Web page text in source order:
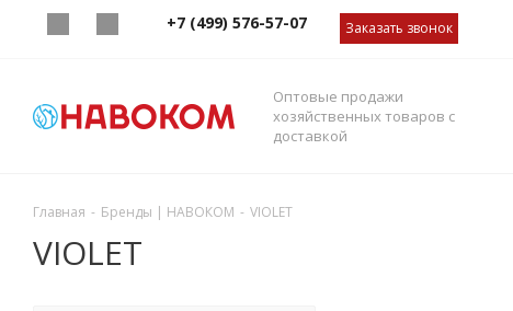
+7 (499) 576-57-07 Заказать звонок
Оптовые продажи
хозяйственных товаров с
доставкой
Главная - Бренды | НАВОКОМ - VIOLET
VIOLET